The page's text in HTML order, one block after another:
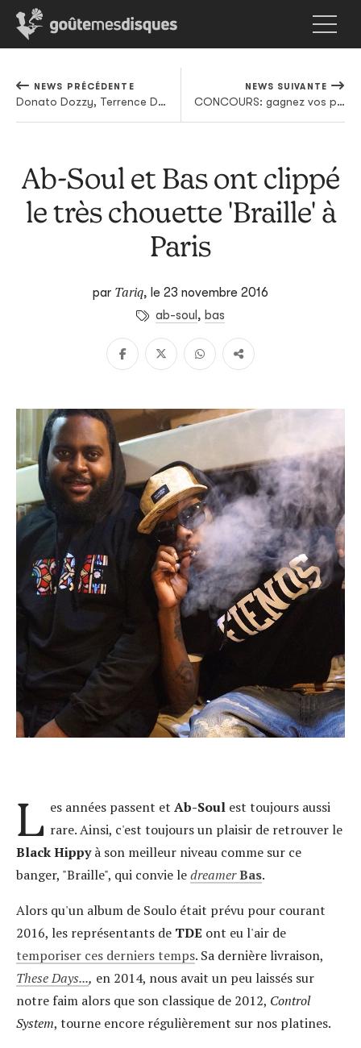
NEWS PRÉCÉDENTE
Donato Dozzy, Terrence Dixon et plein d'autres gens qu'on aime sur la nouvelle compilation de chez Tresor
NEWS SUIVANTE
CONCOURS: gagnez vos places pour le final du Ars Musica avec monsieur Ryoji Ikeda
Ab-Soul et Bas ont clippé
le très chouette 'Braille' à
Paris
par Tariq, le 23 novembre 2016
ab-soul , bas
L es années passent et Ab-Soulest toujours aussi
rare. Ainsi, c'est toujours un plaisir de retrouver le
BlackHippyà son meilleur niveau comme sur ce
banger, "Braille", qui convie ledreamerBas.
Alors qu'un album de Soulo était prévu pour courant
2016, les représentants de TDE ont eu l'air de
temporiser ces derniers temps. Sa dernière livraison,
These Days..., en 2014, nous avait un peu laissés sur
notre faim alors que son classique de 2012, Control
System, tourne encore régulièrement sur nos platines.